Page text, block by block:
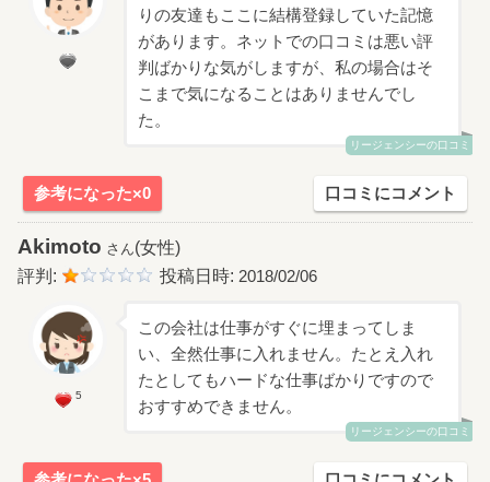
りの友達もここに結構登録していた記憶
があります。ネットでの口コミは悪い評
判ばかりな気がしますが、私の場合はそ
こまで気になることはありませんでし
た。
リージェンシーの口コミ
参考になった×0 口コミにコメント
Akimoto さん(女性)
評判:
投稿日時: 2018/02/06
5
この会社は仕事がすぐに埋まってしま
い、全然仕事に入れません。たとえ入れ
たとしてもハードな仕事ばかりですので
おすすめできません。
リージェンシーの口コミ